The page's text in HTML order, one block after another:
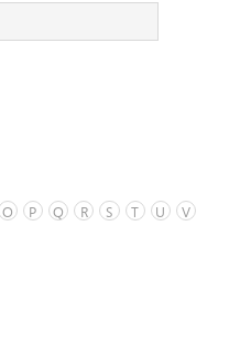
O P Q R S T U
V